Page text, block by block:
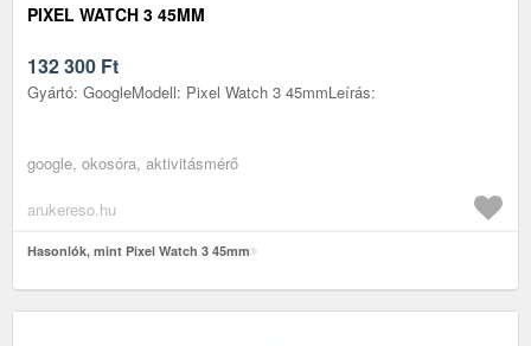
PIXEL WATCH 3 45MM
132 300 Ft
Gyártó: GoogleModell: Pixel Watch 3 45mmLeírás:
google, okosóra, aktivitásmérő
arukereso.hu
Hasonlók, mint Pixel Watch 3 45mm